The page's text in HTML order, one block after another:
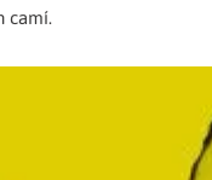
camí.